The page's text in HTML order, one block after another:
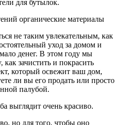
для бутылок.
не таким увлекательным, как
уход за домом и
денег. В этом году мы
как зачистить и покрасить
который освежит ваш дом,
ли вы его продать или просто
палубой.
но для того, чтобы оно